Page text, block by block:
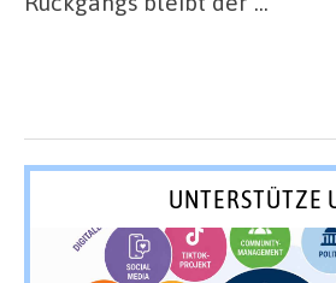
UNTERSTÜTZE